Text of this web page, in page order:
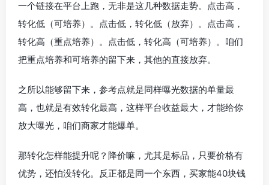
一个链接在平台上跑，无非是这几种数据走势。点击高，
转化低（可培养）。点击低，转化低（放弃）。点击高，
转化高（重点培养）。点击低，转化高（可培养）。咱们
把重点培养和可培养的留下来，其他的直接放弃。
之所以能够留下来，参考点就是同样曝光数据的单量最
高，也就是有效转化最高，这样平台收益最大，才能给你
放大曝光，咱们商家才能爆单。
那转化怎样能提升呢？降价嘛，尤其是标品，只要价格有
优势，还怕没转化。反正都是同一个东西，买家能40块钱